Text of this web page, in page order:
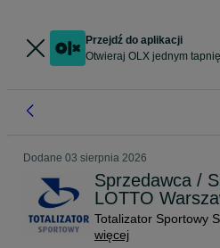
Przejdź do aplikacji
Otwieraj OLX jednym
Dodane 03 sierpnia 2026
Sprzedawca /
LOTTO
Totalizator Sportowy
więcej